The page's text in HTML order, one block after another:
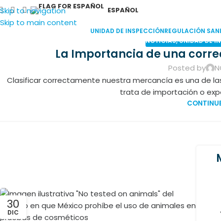
Skip to navigation
Skip to main content
ESPAÑOL
UNIDAD DE INSPECCIÓNREGULACIÓN
NOTICIAS,UNIDAD DE
La Importancia de una
Posted by
Clasificar correctamente nuestra mercancía es una de
trata de importación o
30
DIC